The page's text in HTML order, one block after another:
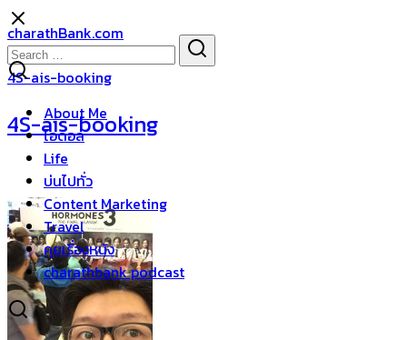
Skip
to
content
charathBank.com
About Me
ไอดอล
Life
บ่นไปทั่ว
Content Marketing
Travel
คุยเรื่องหนัง
charathbank podcast
Search
for:
4S-ais-booking
4S-ais-booking